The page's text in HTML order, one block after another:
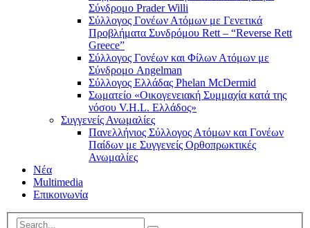
Σύνδρομο Prader Willi
Σύλλογος Γονέων Ατόμων με Γενετικά
Προβλήματα Συνδρόμου Rett – “Reverse Rett
Greece”
Σύλλογος Γονέων και Φίλων Ατόμων με
Σύνδρομο Angelman
Σύλλογος Ελλάδας Phelan McDermid
Σωματείο «Οικογενειακή Συμμαχία κατά της
νόσου V.H.L. Ελλάδος»
Συγγενείς Ανωμαλίες
Πανελλήνιος Σύλλογος Ατόμων και Γονέων
Παίδων με Συγγενείς Ορθοπρωκτικές
Ανωμαλίες
Νέα
Multimedia
Επικοινωνία